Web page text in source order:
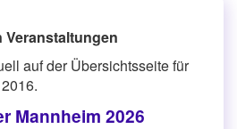
Veranstaltungen
auf der Übersichtsseite für
Mannheim 2026